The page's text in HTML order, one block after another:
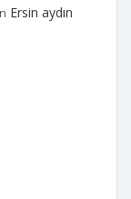
Ersin aydın